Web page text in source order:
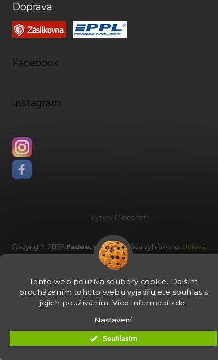
Tento web používá soubory cookie. Dalším
procházením tohoto webu vyjadřujete souhlas s
jejich používáním. Více informací zde.
Nastavení
Souhlasím
Doprava
Facebook
Instagram
Vytvořil Shoptet
Copyright 2026 Fadee. Všechna práva vyhrazena. Upravit
nastavení cookies